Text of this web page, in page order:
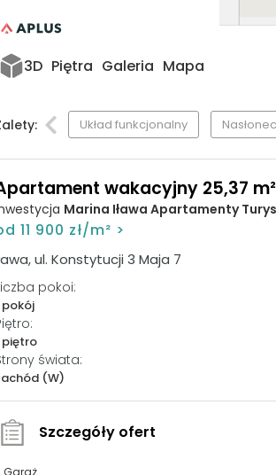
3D Piętra Galeria Mapa
Układ funkcjonalny
wakacyjny 25,37
Marina Iława Apartamenty
11 900 zł/m² >
ul. Konstytucji 3 Maja 7
pokoi:
pokój
piętro
świata:
(W)
Szczegóły ofert